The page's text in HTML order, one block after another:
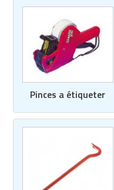
Pinces a étiqueter